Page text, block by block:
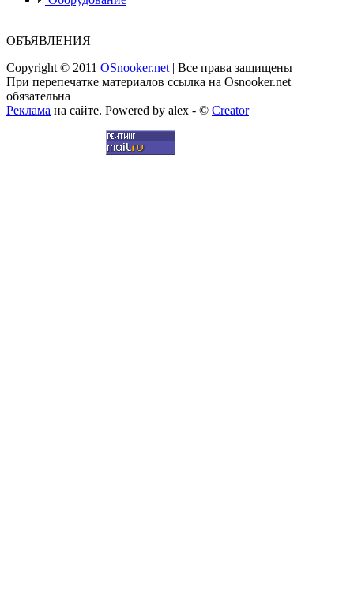
ОБЪЯВЛЕНИЯ
Copyright © 2011 OSnooker.net | Все права защищены
При перепечатке материалов ссылка на Osnooker.net
обязательна
Реклама на сайте. Powered by alex - © Creator